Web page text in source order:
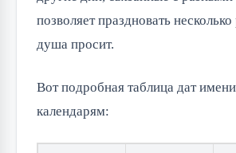
позволяет праздновать несколько
душа просит.
Вот подробная таблица дат
календарям: